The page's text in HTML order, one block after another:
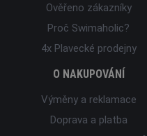
Ověřeno zákazníky
Proč Swimaholic?
4x Plavecké prodejny
O NAKUPOVÁNÍ
Výměny a reklamace
Doprava a platba